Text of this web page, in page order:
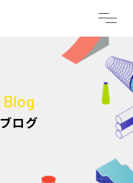
Blog
ブログ